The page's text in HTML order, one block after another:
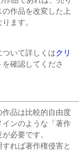
作品を改変した上
ます。
いて詳しくはクリ
を確認してくださ
品は比較的自由度
ンのような「著作
必要です。
れば著作権侵害と